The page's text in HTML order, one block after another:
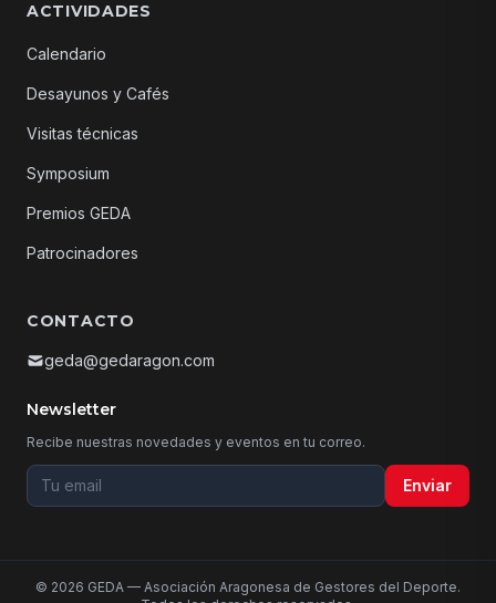
ACTIVIDADES
Calendario
Desayunos y Cafés
Visitas técnicas
Symposium
Premios GEDA
Patrocinadores
CONTACTO
geda@gedaragon.com
Newsletter
Recibe nuestras novedades y eventos en tu correo.
Tu email para la newsletter Enviar
© 2026 GEDA — Asociación Aragonesa de Gestores del Deporte.